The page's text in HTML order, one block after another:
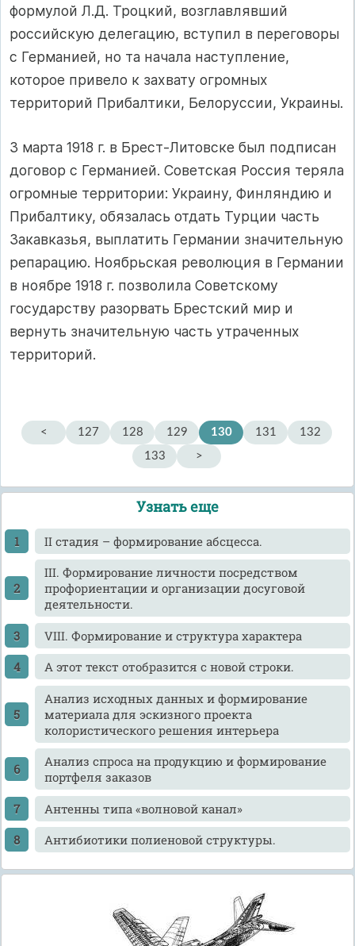
формулой Л.Д. Троцкий, возглавляв­ший
российскую делегацию, вступил в переговоры
с Германией, но та начала наступление,
которое привело к захвату огромных
территорий Прибалтики, Белоруссии, Украины.
3 марта 1918 г. в Брест-Литовске был подписан
договор с Гер­манией. Советская Россия теряла
огромные территории: Украину, Финляндию и
Прибалтику, обязалась отдать Турции часть
Закав­казья, выплатить Германии значительную
репарацию. Ноябрьская революция в Германии
в ноябре 1918 г. позволила Советскому
государству разорвать Брестский мир и
вернуть значительную часть утраченных
территорий.
< 127 128 129 130 131
132
133
>
Узнать еще
II стадия – формирование абсцесса.
III. Формирование личности посредством
профориентации и организации досуговой
деятельности.
VIII. Формирование и структура характера
А этот текст отобразится с новой строки.
Анализ исходных данных и формирование
материала для эскизного проекта
колористического решения интерьера
Анализ спроса на продукцию и формирование
портфеля заказов
Антенны типа «волновой канал»
Антибиотики полиеновой структуры.